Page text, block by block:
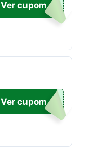
DSUP
Ver cupom
99
Ver cupom